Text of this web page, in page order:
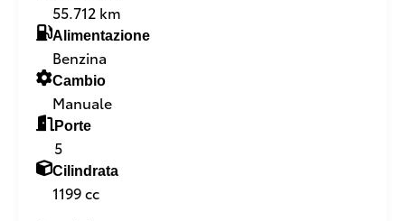
55.712 km
Alimentazione
Benzina
Cambio
Manuale
Porte
5
Cilindrata
1199 cc